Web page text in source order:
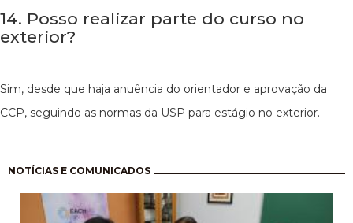
14. Posso realizar parte do curso no
exterior?
Sim, desde que haja anuência do orientador e aprovação da
CCP, seguindo as normas da USP para estágio no exterior.
NOTÍCIAS E COMUNICADOS
Paginación